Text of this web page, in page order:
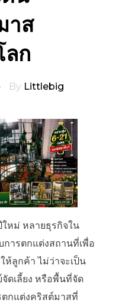
าส
ก
By Littlebig
หม่ หลายธุรกิจใน
ารตกแต่งสถานที่เพื่อ
ห้ลูกค้า ไม่ว่าจะเป็น
ดเลี้ยง หรือพื้นที่จัด
ตกแต่งคริสต์มาสที่